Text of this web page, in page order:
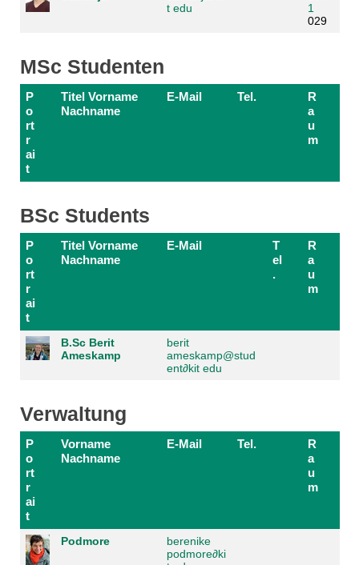
t edu
1
029
MSc Studenten
P
o
rt
r
ai
t
Titel Vorname
Nachname
E-Mail Tel.
R
a
u
m
BSc Students
P
o
rt
r
ai
t
Titel Vorname
Nachname
E-Mail
T
el
.
R
a
u
m
B.Sc Berit
Ameskamp
berit
ameskamp@stud
ent∂kit edu
Verwaltung
P
o
rt
r
ai
t
Vorname
Nachname
E-Mail Tel.
R
a
u
m
Podmore
berenike
podmore∂ki